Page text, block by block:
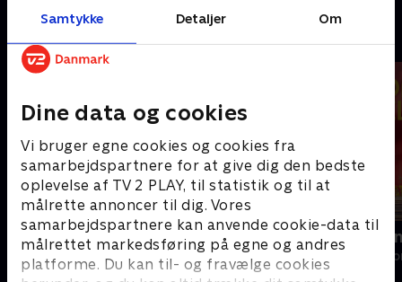
Samtykke Detaljer Om
Dine data og cookies
Vi bruger egne cookies og cookies fra
samarbejdspartnere for at give dig den bedste
oplevelse af TV 2 PLAY, til statistik og til at
målrette annoncer til dig. Vores
samarbejdspartnere kan anvende cookie-data til
målrettet markedsføring på egne og andres
platforme. Du kan til- og fravælge cookies
Andre så også
Kurs mod fjerne kyster
Livsstil • 4 sæsoner
Linde på
Livsstil • 5